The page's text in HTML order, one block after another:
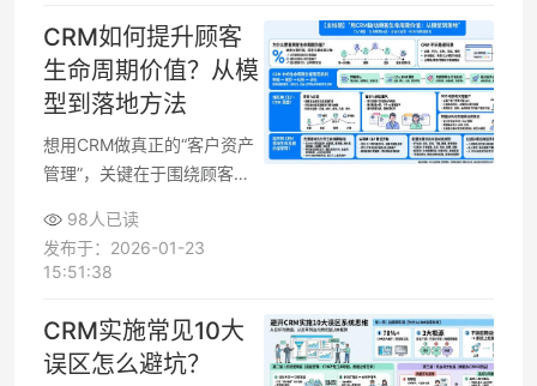
本、是否该继续续费或更换方
案。
CRM如何提升顾客
生命周期价值？从模
型到落地方法
想用CRM做真正的“客户资产
管理”，关键在于围绕顾客生
系。很多团队只把CRM当作
“通讯录”或“线索库”，缺少从
失的全流程设计。围绕顾客生
命周期价值做客户运营，能显
著提升客户盈利能力和营销投
98人已读
发布于：2026-01-23
15:51:38
CRM实施常见10大
误区怎么避坑？